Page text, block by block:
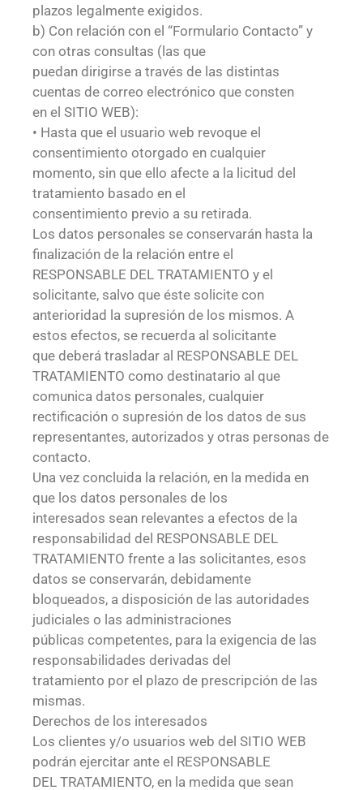
plazos legalmente exigidos.
b) Con relación con el “Formulario Contacto” y
con otras consultas (las que
puedan dirigirse a través de las distintas
cuentas de correo electrónico que consten
en el SITIO WEB):
• Hasta que el usuario web revoque el
consentimiento otorgado en cualquier
momento, sin que ello afecte a la licitud del
tratamiento basado en el
consentimiento previo a su retirada.
Los datos personales se conservarán hasta la
finalización de la relación entre el
RESPONSABLE DEL TRATAMIENTO y el
solicitante, salvo que éste solicite con
anterioridad la supresión de los mismos. A
estos efectos, se recuerda al solicitante
que deberá trasladar al RESPONSABLE DEL
TRATAMIENTO como destinatario al que
comunica datos personales, cualquier
rectificación o supresión de los datos de sus
representantes, autorizados y otras personas de
contacto.
Una vez concluida la relación, en la medida en
que los datos personales de los
interesados sean relevantes a efectos de la
responsabilidad del RESPONSABLE DEL
TRATAMIENTO frente a las solicitantes, esos
datos se conservarán, debidamente
bloqueados, a disposición de las autoridades
judiciales o las administraciones
públicas competentes, para la exigencia de las
responsabilidades derivadas del
tratamiento por el plazo de prescripción de las
mismas.
Derechos de los interesados
Los clientes y/o usuarios web del SITIO WEB
podrán ejercitar ante el RESPONSABLE
DEL TRATAMIENTO, en la medida que sean